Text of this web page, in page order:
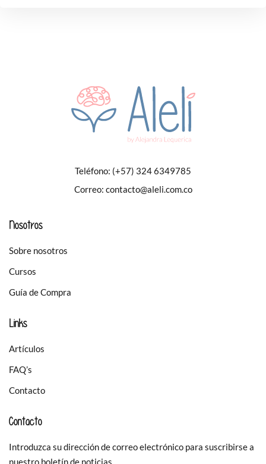
Teléfono: (+57) 324 6349785
Correo: contacto@aleli.com.co
Nosotros
Sobre nosotros
Cursos
Guía de Compra
Links
Artículos
FAQ’s
Contacto
Contacto
Introduzca su dirección de correo electrónico para suscribirse a
nuestro boletín de noticias